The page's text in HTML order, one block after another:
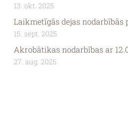
13. okt. 2025
Laikmetīgās dejas nodarbībās
15. sept. 2025
Akrobātikas nodarbības ar
27. aug. 2025